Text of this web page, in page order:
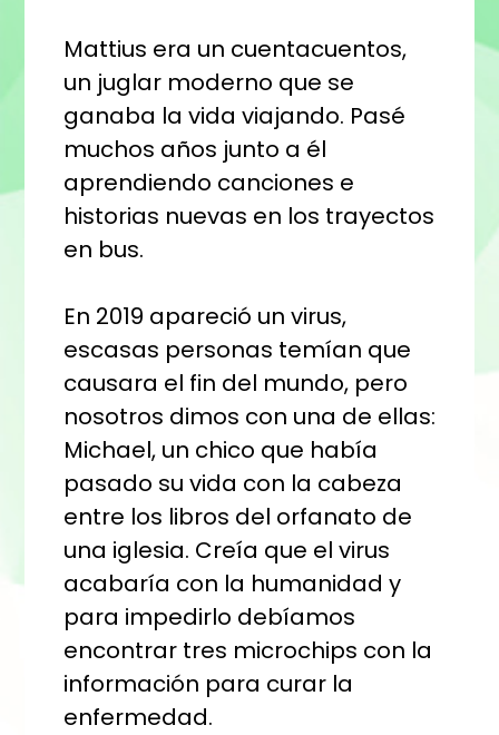
Mattius era un cuentacuentos,
un juglar moderno que se
ganaba la vida viajando. Pasé
muchos años junto a él
aprendiendo canciones e
historias nuevas en los trayectos
en bus.
En 2019 apareció un virus,
escasas personas temían que
causara el fin del mundo, pero
nosotros dimos con una de ellas:
Michael, un chico que había
pasado su vida con la cabeza
entre los libros del orfanato de
una iglesia. Creía que el virus
acabaría con la humanidad y
para impedirlo debíamos
encontrar tres microchips con la
información para curar la
enfermedad.